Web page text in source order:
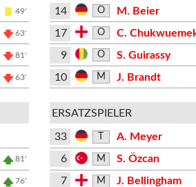
49'
63'
81'
63'
81'
76'
14 O M. Beier
17 O C.
9 O S. Guirassy
10 M J. Brandt
ERSATZSPIELER
33
A. Meyer
6
M
S. Özcan
7
M J. Bellingham